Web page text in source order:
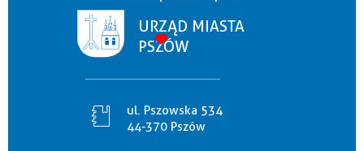
URZĄD MIASTA
PSZÓW
ul. Pszowska 534
44-370 Pszów